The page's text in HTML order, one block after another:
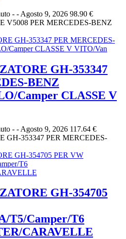
- - Agosto 9, 2026 98.90 €
V5008 PER MERCEDES-BENZ
GH-353347
BENZ
Camper CLASSE V
- - Agosto 9, 2026 117.64 €
GH-353347 PER MERCEDES-
GH-354705
T5/Camper/T6
CARAVELLE